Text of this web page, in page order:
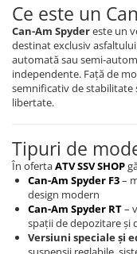
Ce este un
Can-Am Spydereste un
destinat exclusiv
automată sau semi-
independente. Față de
semnificativ de stabilitate
libertate.
Tipuri de
În ofertaATV SSV SHOP
Can-Am Spyder F3–
design modern
Can-Am Spyder RT–
spații de depozitare
Versiuni speciale și